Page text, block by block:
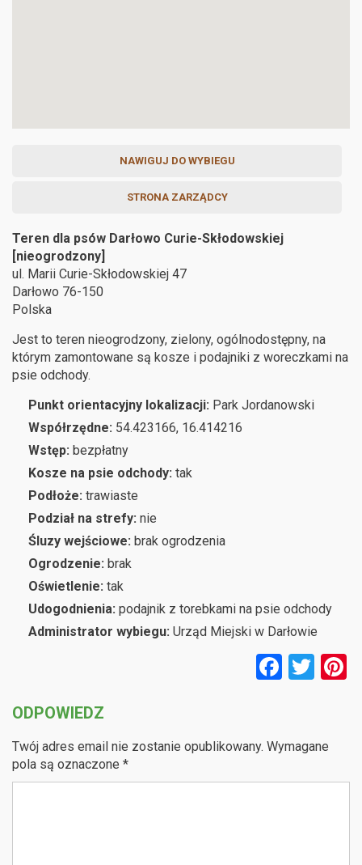
NAWIGUJ DO WYBIEGU
STRONA ZARZĄDCY
Teren dla psów Darłowo Curie-Skłodowskiej
[nieogrodzony]
ul. Marii Curie-Skłodowskiej 47
Darłowo 76-150
Polska
Jest to teren nieogrodzony, zielony, ogólnodostępny, na
którym zamontowane są kosze i podajniki z woreczkami na
psie odchody.
Punkt orientacyjny lokalizacji: Park Jordanowski
Współrzędne: 54.423166, 16.414216
Wstęp: bezpłatny
Kosze na psie odchody: tak
Podłoże: trawiaste
Podział na strefy: nie
Śluzy wejściowe: brak ogrodzenia
Ogrodzenie: brak
Oświetlenie: tak
Udogodnienia: podajnik z torebkami na psie odchody
Administrator wybiegu: Urząd Miejski w Darłowie
F
b
T
er
ODPOWIEDZ
Twój adres email nie zostanie opublikowany. Wymagane
pola są oznaczone *